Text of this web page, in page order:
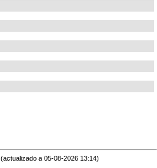
(actualizado a 05-08-2026 13:14)